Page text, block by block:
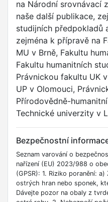
na Národní srovnávací
naše další publikace,
studijních předpokladů
zejména k přípravě na
MU v Brně, Fakultu
Fakultu humanitních
Právnickou fakultu UK
UP v Olomouci,
Přírodovědně-
Technické univerzity v
Bezpečnostní
Seznam varování o
nařízení (EU) 2023/988 o
(GPSR): 1. Riziko poranění:
ostrých hran nebo sponek,
Dávejte pozor na obaly z